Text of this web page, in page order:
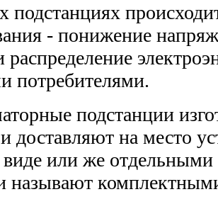
подстанциях
- понижение
распределение
потребителями.
подстанции
доставляют на место
или же
называют